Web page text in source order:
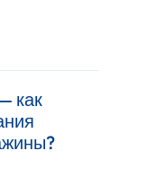
как